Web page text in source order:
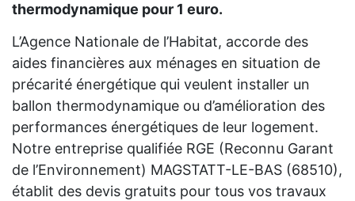
thermodynamique pour 1 euro.
L’Agence Nationale de l’Habitat, accorde des
aides financières aux ménages en situation de
précarité énergétique qui veulent installer un
ballon thermodynamique ou d’amélioration des
performances énergétiques de leur logement.
Notre entreprise qualifiée RGE (Reconnu Garant
de l’Environnement) MAGSTATT-LE-BAS (68510),
établit des devis gratuits pour tous vos travaux